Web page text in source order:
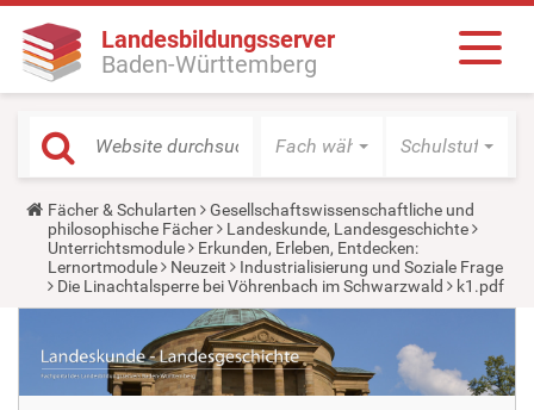
Landesbildungsserver
Baden-Württemberg
Fach wählen Schulstufe
Y
o
u
a
r
e
r
e
:
Fächer & Schularten
Gesellschaftswissenschaftliche und
philosophische Fächer
Landeskunde, Landesgeschichte
Unterrichtsmodule
Erkunden, Erleben, Entdecken:
Lernortmodule
Neuzeit
Industrialisierung und Soziale Frage
Die Linachtalsperre bei Vöhrenbach im Schwarzwald
k1.pdf